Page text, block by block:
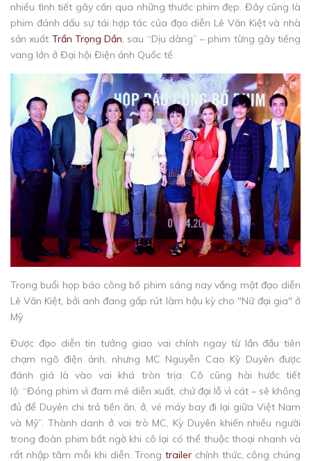
nhiều tình tiết gây cấn qua những thước phim đẹp. Đây cũng là
phim đánh dấu sự tái hợp tác của đạo diễn Lê Văn Kiệt và nhà
sản xuất Trần Trọng Dần, sau “Dịu dàng” – phim từng gây tiếng
vang lớn ở Đại hội Điện ảnh Quốc tế.
Trong buổi họp báo công bố phim sáng nay vắng mặt đạo diễn
Lê Văn Kiệt, bởi anh đang gấp rút làm hậu kỳ cho "Nữ đại gia" ở
Mỹ
Được đạo diễn tin tưởng giao vai chính ngay từ lần đầu tiên
chạm ngõ điện ảnh, nhưng MC Nguyễn Cao Kỳ Duyên được
đánh giá là vào vai khá tròn trịa. Cô cũng hài hước tiết
lộ: “Đóng phim vì đam mê diễn xuất, chứ đại lỗ vì cát – sê không
đủ để Duyên chi trả tiền ăn, ở, vé máy bay đi lại giữa Việt Nam
và Mỹ”. Thành danh ở vai trò MC, Kỳ Duyên khiến nhiều người
trong đoàn phim bất ngờ khi cô lại có thể thuộc thoại nhanh và
rất nhập tâm mỗi khi diễn. Trongtrailer chính thức, công chúng